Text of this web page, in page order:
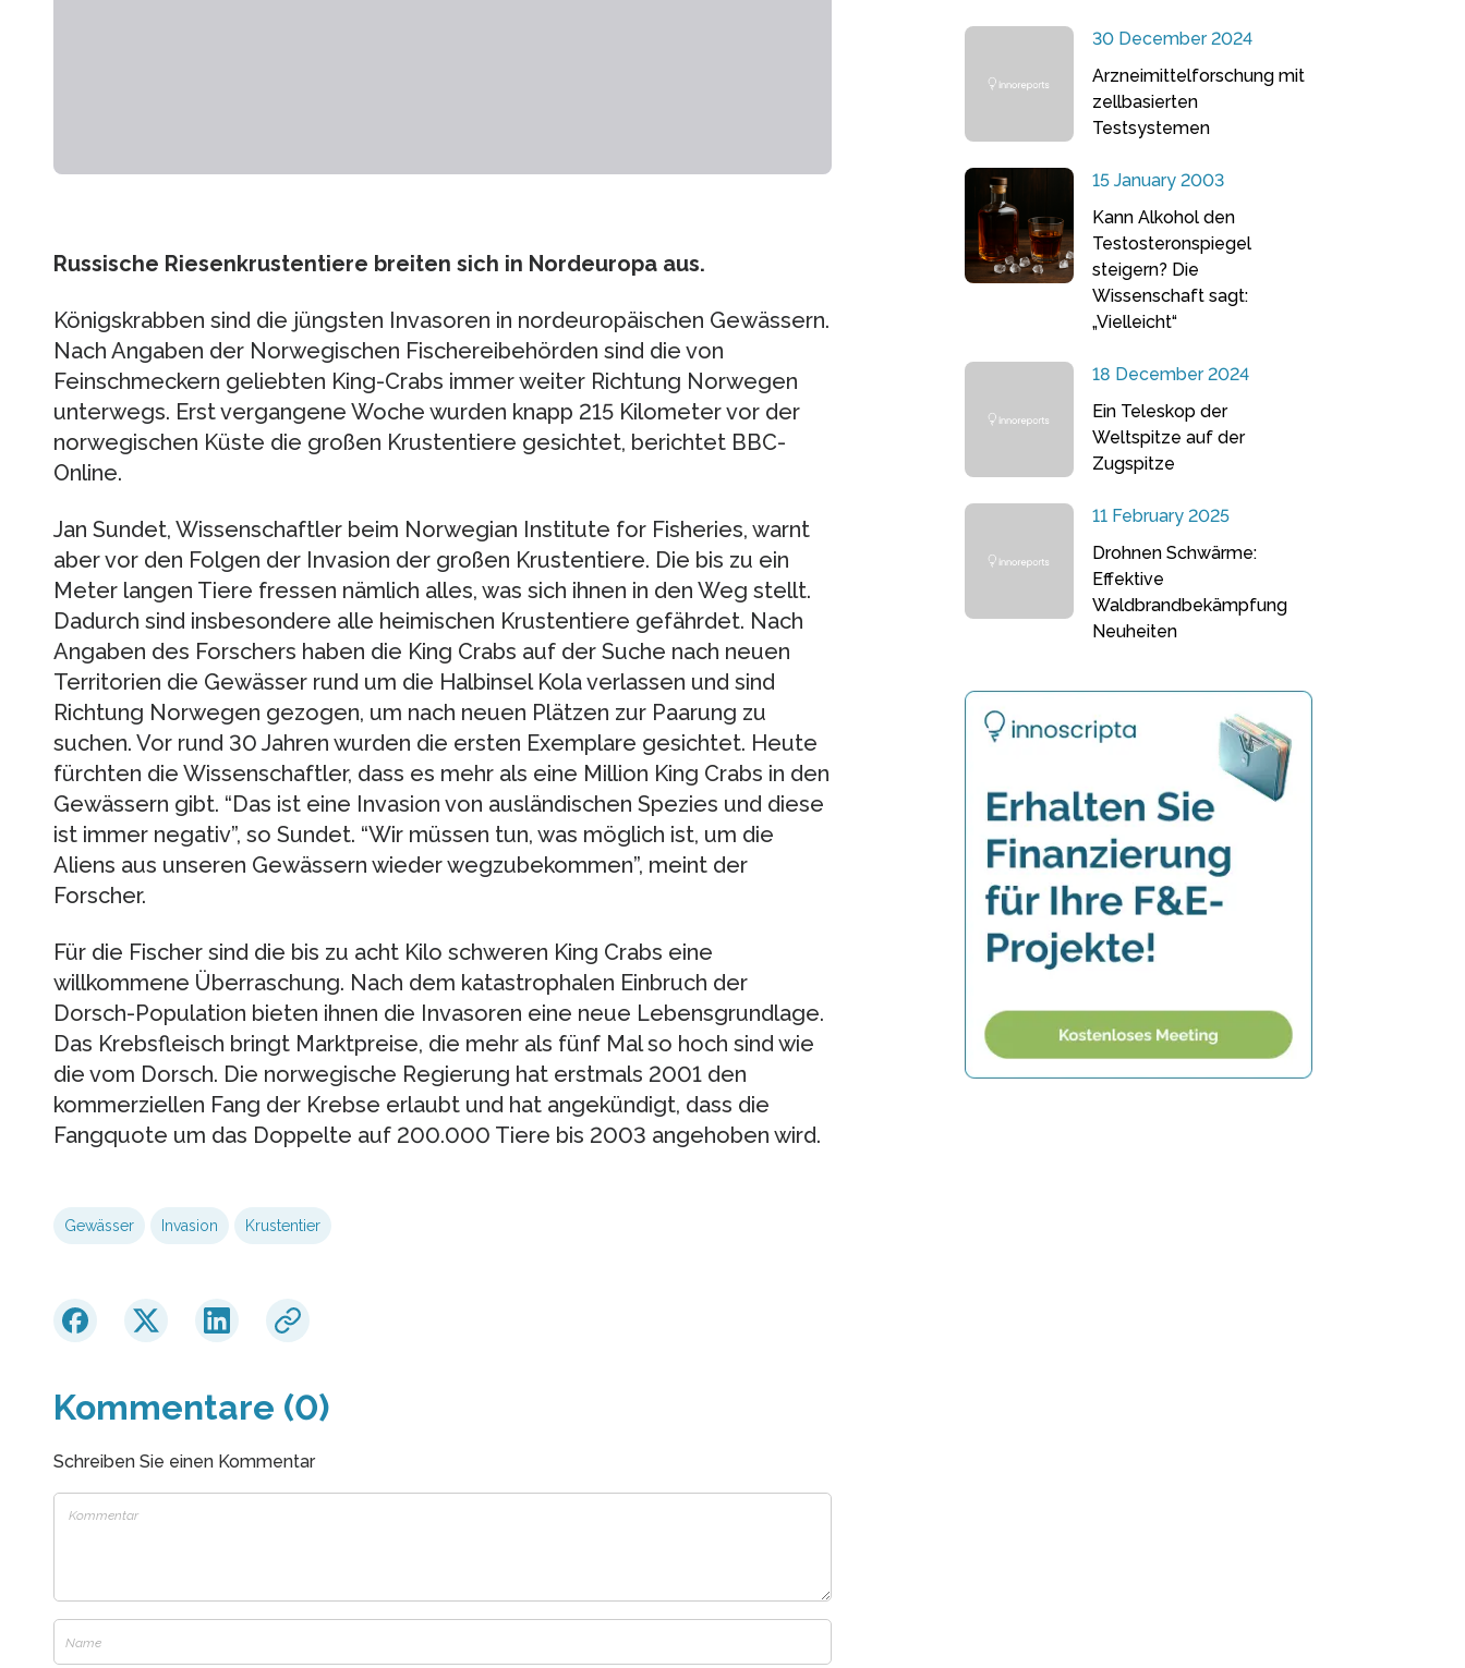
Russische Riesenkrustentiere breiten sich in Nordeuropa aus.
Königskrabben sind die jüngsten Invasoren in nordeuropäischen Gewässern.
Nach Angaben der Norwegischen Fischereibehörden sind die von
Feinschmeckern geliebten King-Crabs immer weiter Richtung Norwegen
unterwegs. Erst vergangene Woche wurden knapp 215 Kilometer vor der
norwegischen Küste die großen Krustentiere gesichtet, berichtet BBC-
Online.
Jan Sundet, Wissenschaftler beim Norwegian Institute for Fisheries, warnt
aber vor den Folgen der Invasion der großen Krustentiere. Die bis zu ein
Meter langen Tiere fressen nämlich alles, was sich ihnen in den Weg stellt.
Dadurch sind insbesondere alle heimischen Krustentiere gefährdet. Nach
Angaben des Forschers haben die King Crabs auf der Suche nach neuen
Territorien die Gewässer rund um die Halbinsel Kola verlassen und sind
Richtung Norwegen gezogen, um nach neuen Plätzen zur Paarung zu
suchen. Vor rund 30 Jahren wurden die ersten Exemplare gesichtet. Heute
fürchten die Wissenschaftler, dass es mehr als eine Million King Crabs in den
Gewässern gibt. “Das ist eine Invasion von ausländischen Spezies und diese
ist immer negativ”, so Sundet. “Wir müssen tun, was möglich ist, um die
Aliens aus unseren Gewässern wieder wegzubekommen”, meint der
Forscher.
Für die Fischer sind die bis zu acht Kilo schweren King Crabs eine
willkommene Überraschung. Nach dem katastrophalen Einbruch der
Dorsch-Population bieten ihnen die Invasoren eine neue Lebensgrundlage.
Das Krebsfleisch bringt Marktpreise, die mehr als fünf Mal so hoch sind wie
die vom Dorsch. Die norwegische Regierung hat erstmals 2001 den
kommerziellen Fang der Krebse erlaubt und hat angekündigt, dass die
Fangquote um das Doppelte auf 200.000 Tiere bis 2003 angehoben wird.
Gewässer Invasion Krustentier
Kommentare (0)
Schreiben Sie einen Kommentar
30 December 2024
Arzneimittelforschung mit
zellbasierten
Testsystemen
15 January 2003
Kann Alkohol den
Testosteronspiegel
steigern? Die
Wissenschaft sagt:
„Vielleicht“
18 December 2024
Ein Teleskop der
Weltspitze auf der
Zugspitze
11 February 2025
Drohnen Schwärme:
Effektive
Waldbrandbekämpfung
Neuheiten